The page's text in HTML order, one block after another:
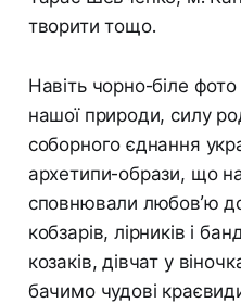
творити тощо.
Навіть чорно-біле
нашої природи, силу
соборного єднання
архетипи-образи, що
сповнювали любов’ю
кобзарів, лірників і
козаків, дівчат у
бачимо чудові